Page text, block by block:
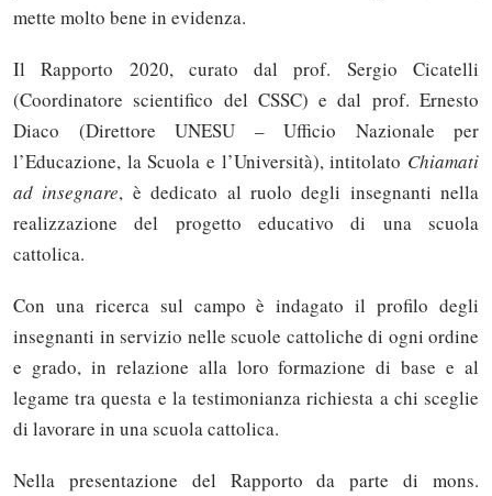
mette molto bene in evidenza.
Il Rapporto 2020, curato dal prof. Sergio Cicatelli
(Coordinatore scientifico del CSSC) e dal prof. Ernesto
Diaco (Direttore UNESU – Ufficio Nazionale per
l’Educazione, la Scuola e l’Università), intitolato Chiamati
ad insegnare, è dedicato al ruolo degli insegnanti nella
realizzazione del progetto educativo di una scuola
cattolica.
Con una ricerca sul campo è indagato il profilo degli
insegnanti in servizio nelle scuole cattoliche di ogni ordine
e grado, in relazione alla loro formazione di base e al
legame tra questa e la testimonianza richiesta a chi sceglie
di lavorare in una scuola cattolica.
Nella presentazione del Rapporto da parte di mons.